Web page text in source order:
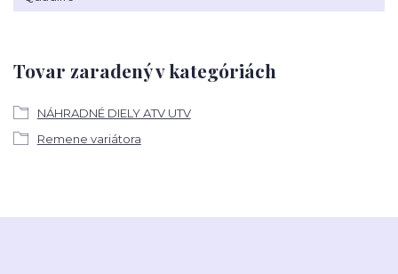
Tovar zaradený v kategóriách
NÁHRADNÉ DIELY ATV UTV
Remene variátora